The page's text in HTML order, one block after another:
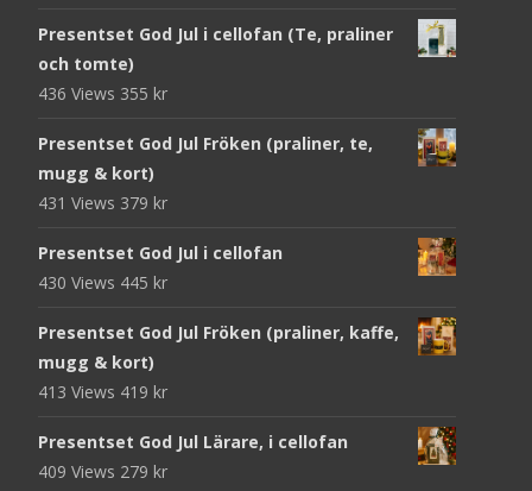
Presentset God Jul i cellofan (Te, praliner
och tomte)
436 Views 355 kr
Presentset God Jul Fröken (praliner, te,
mugg & kort)
431 Views 379 kr
Presentset God Jul i cellofan
430 Views 445 kr
Presentset God Jul Fröken (praliner, kaffe,
mugg & kort)
413 Views 419 kr
Presentset God Jul Lärare, i cellofan
409 Views 279 kr